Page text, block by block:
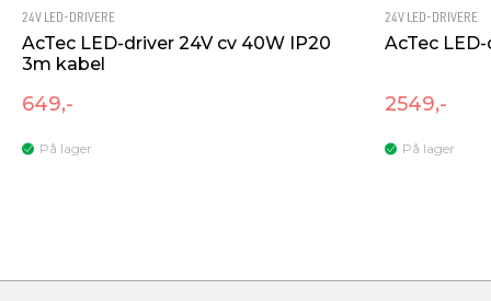
Isolasjonsklasse
Maks. belastning pr. kurs - B10
32
24V LED-DRIVERE
AcTec LED-driver 24V cv 40W IP20
3m kabel
649,-
På lager
24V LED-DRIVERE
AcTec
2549,-
På lager